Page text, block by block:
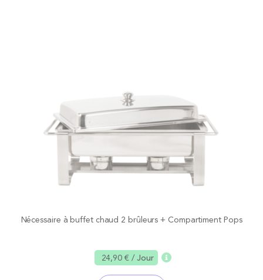
Nécessaire à buffet chaud 2 brûleurs + Compartiment Pops
24,90 €/ Jour